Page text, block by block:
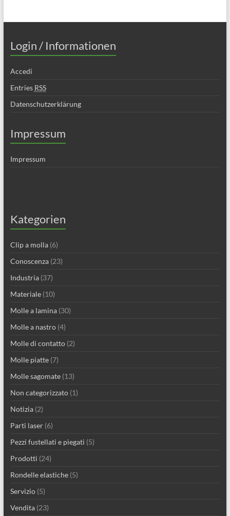
Login / Informationen
Accedi
Entries RSS
Datenschutzerklärung
Impressum
Impressum
Kategorien
Clip a molla(6)
Conoscenza(23)
Industria(37)
Materiale(10)
Molle a lamina(30)
Molle a nastro(4)
Molle di contatto(2)
Molle piatte(7)
Molle sagomate(13)
Non categorizzato(1)
Notizia(2)
Parti laser(6)
Pezzi fustellati e piegati (5)
Prodotti (24)
Rondelle elastiche(5)
Servizio(5)
Vendita(23)